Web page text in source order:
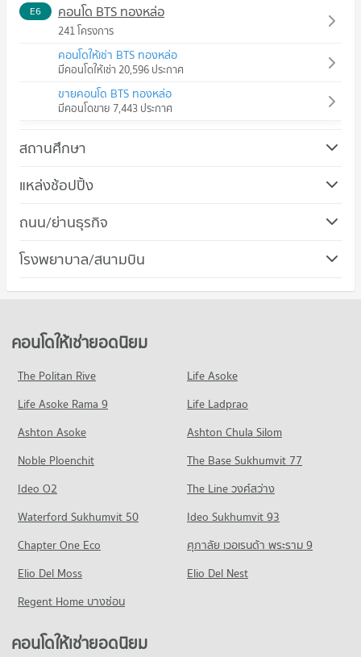
E6 คอนโด BTS ทองหล่อ
241 โครงการ
คอนโดให้เช่า BTS ทองหล่อ
มีคอนโดให้เช่า 20,596 ประกาศ
ขายคอนโด BTS ทองหล่อ
มีคอนโดขาย 7,443 ประกาศ
สถานศึกษา
คอนโด ม.ศรีนครินทรวิโรฒ วิทยาเขตประสานมิตร
คอนโดให้เช่า ม.ศรีนครินทรวิโรฒ วิทยาเขตประสานมิตร
ขายคอนโด ม.ศรีนครินทรวิโรฒ วิทยาเขตประสานมิตร
248 โครงการ
คอนโดให้เช่า วิทยาลัยรัชต์ภาคย์เทคโนโลยีและการจัดการ
มีคอนโดให้เช่า 7,152 ประกาศ
มีคอนโดขาย 3,095 ประกาศ
คอนโด วิทยาลัยพณิชยการอินทราชัย
242 โครงการ
คอนโดให้เช่า วิทยาลัยพณิชยการอินทราชัย
มีคอนโดให้เช่า 5,659 ประกาศ
ขายคอนโด วิทยาลัยพณิชยการอินทราชัย
มีคอนโดขาย 2,630 ประกาศ
คอนโด วิทยาลัยเสนาธิการทหาร
มีคอนโดให้เช่า 55,626 ประกาศ
ขายคอนโด วิทยาลัยเสนาธิการทหาร
แหล่งช้อปปิ้ง
คอนโด ดองกิ มอลล์ ทองหล่อ
คอนโดให้เช่า ดองกิ มอลล์ ทองหล่อ
คอนโด เดอะ มอลล์ 2 รามคำแหง
มีคอนโดให้เช่า 6,181 ประกาศ
ขายคอนโด เดอะ มอลล์ 2 รามคำแหง
265 โครงการ
คอนโดให้เช่า เดอะ มอลล์ 3 รามคำแหง
มีคอนโดขาย 2,796 ประกาศ
คอนโด เมเจอร์ ซีนีเพล็กซ์ เอกมัย
คอนโดให้เช่า เมเจอร์ ซีนีเพล็กซ์ เอกมัย
ถนน/ย่านธุรกิจ
คอนโด เขตห้วยขวาง
คอนโดให้เช่า เขตห้วยขวาง
ขายคอนโด เขตห้วยขวาง
มีคอนโดขาย 6,362 ประกาศ
คอนโด เขตวัฒนา
508 โครงการ
คอนโดให้เช่า เขตวัฒนา
มีคอนโดให้เช่า 38,042 ประกาศ
ขายคอนโด เขตวัฒนา
มีคอนโดขาย 13,670 ประกาศ
คอนโด ถนนเพชรบุรี กรุงเทพฯ
มีคอนโดให้เช่า 45,613 ประกาศ
ขายคอนโด ถนนเพชรบุรี กรุงเทพฯ
มีคอนโดขาย 16,040 ประกาศ
คอนโด ถนนเพชรบุรี (ตัดใหม่) กรุงเทพฯ
โรงพยาบาล/สนามบิน
คอนโด รพ.พระราม 9
คอนโดให้เช่า รพ.พระราม 9
มีคอนโดให้เช่า 46,038 ประกาศ
ขายคอนโด รพ.พระราม 9
703 โครงการ
คอนโดให้เช่า รพ.คามิลเลียน
มีคอนโดขาย 19,441 ประกาศ
คอนโด รพ.กรุงเทพ
626 โครงการ
คอนโดให้เช่า รพ.กรุงเทพ
มีคอนโดให้เช่า 47,511 ประกาศ
ขายคอนโด รพ.กรุงเทพ
มีคอนโดขาย 17,277 ประกาศ
คอนโดให้เช่ายอดนิยม
The Politan Rive
Life Asoke
Life Asoke Rama 9
Life Ladprao
Ashton Asoke
Ashton Chula Silom
Noble Ploenchit
The Base Sukhumvit 77
Ideo O2
The Line วงศ์สว่าง
Waterford Sukhumvit 50
Ideo Sukhumvit 93
Chapter One Eco
ศุภาลัย เวอเรนด้า พระราม 9
Elio Del Moss
Elio Del Nest
Regent Home บางซ่อน
คอนโดให้เช่ายอดนิยม